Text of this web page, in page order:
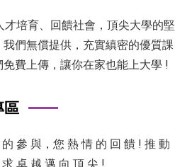
才培育、回饋社會，頂尖大學的堅
我們無償提供，充實縝密的優質課
免費上傳，讓你在家也能上大學 !
區
參 與，您 熱 情 的 回 饋 ! 推 動
卓 越 邁 向 頂 尖 !